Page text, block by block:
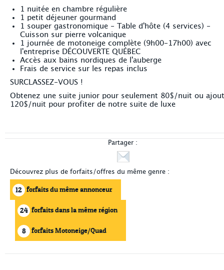
1 nuitée en chambre régulière
1 petit déjeuner gourmand
1 souper gastronomique - Table d'hôte (4 services) -
Cuisson sur pierre volcanique
1 journée de motoneige complète (9h00-17h00) avec
l'entreprise DÉCOUVERTE QUÉBEC
Accès aux bains nordiques de l'auberge
Frais de service sur les repas inclus
SURCLASSEZ-VOUS !
Obtenez une suite junior pour seulement 80$/nuit ou
120$/nuit pour profiter de notre suite de luxe
Partager :
Découvrez plus de forfaits/offres du même genre :
12 forfaits du même annonceur
24 forfaits dans la même région
8 forfaits Motoneige/Quad